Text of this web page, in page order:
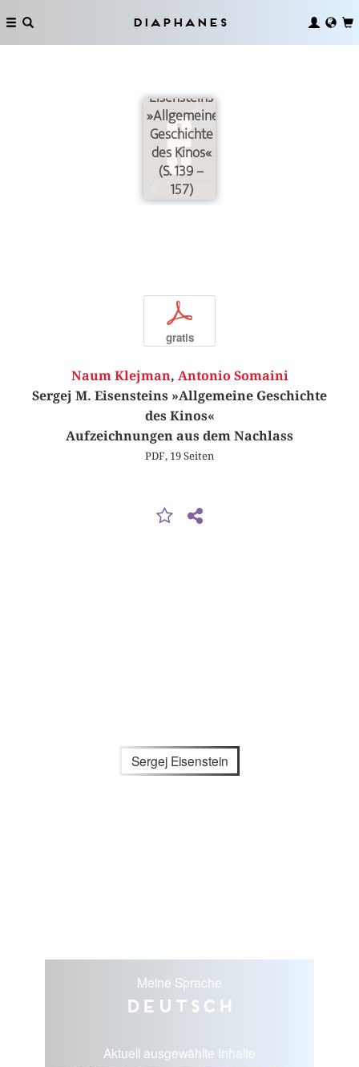
Diaphanes
Eisensteins
»Allgemeine
Geschichte
des Kinos«
(S. 139 –
157)
p
gratis
Naum Klejman, Antonio Somaini
Sergej M. Eisensteins »Allgemeine Geschichte
des Kinos«
Aufzeichnungen aus dem Nachlass
PDF, 19 Seiten
Sergej Eisenstein
Meine Sprache
Deutsch
Aktuell ausgewählte Inhalte